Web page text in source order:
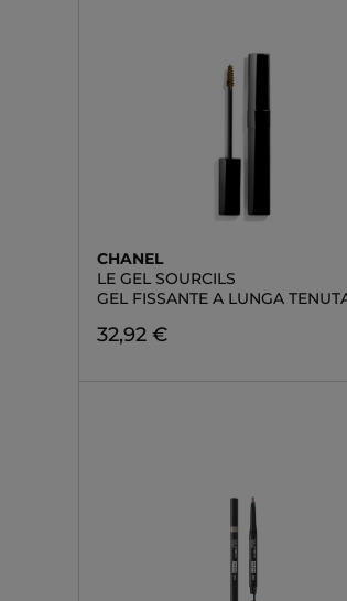
CHANEL
LE GEL SOURCILS
GEL FISSANTE A LUNGA
32,92 €